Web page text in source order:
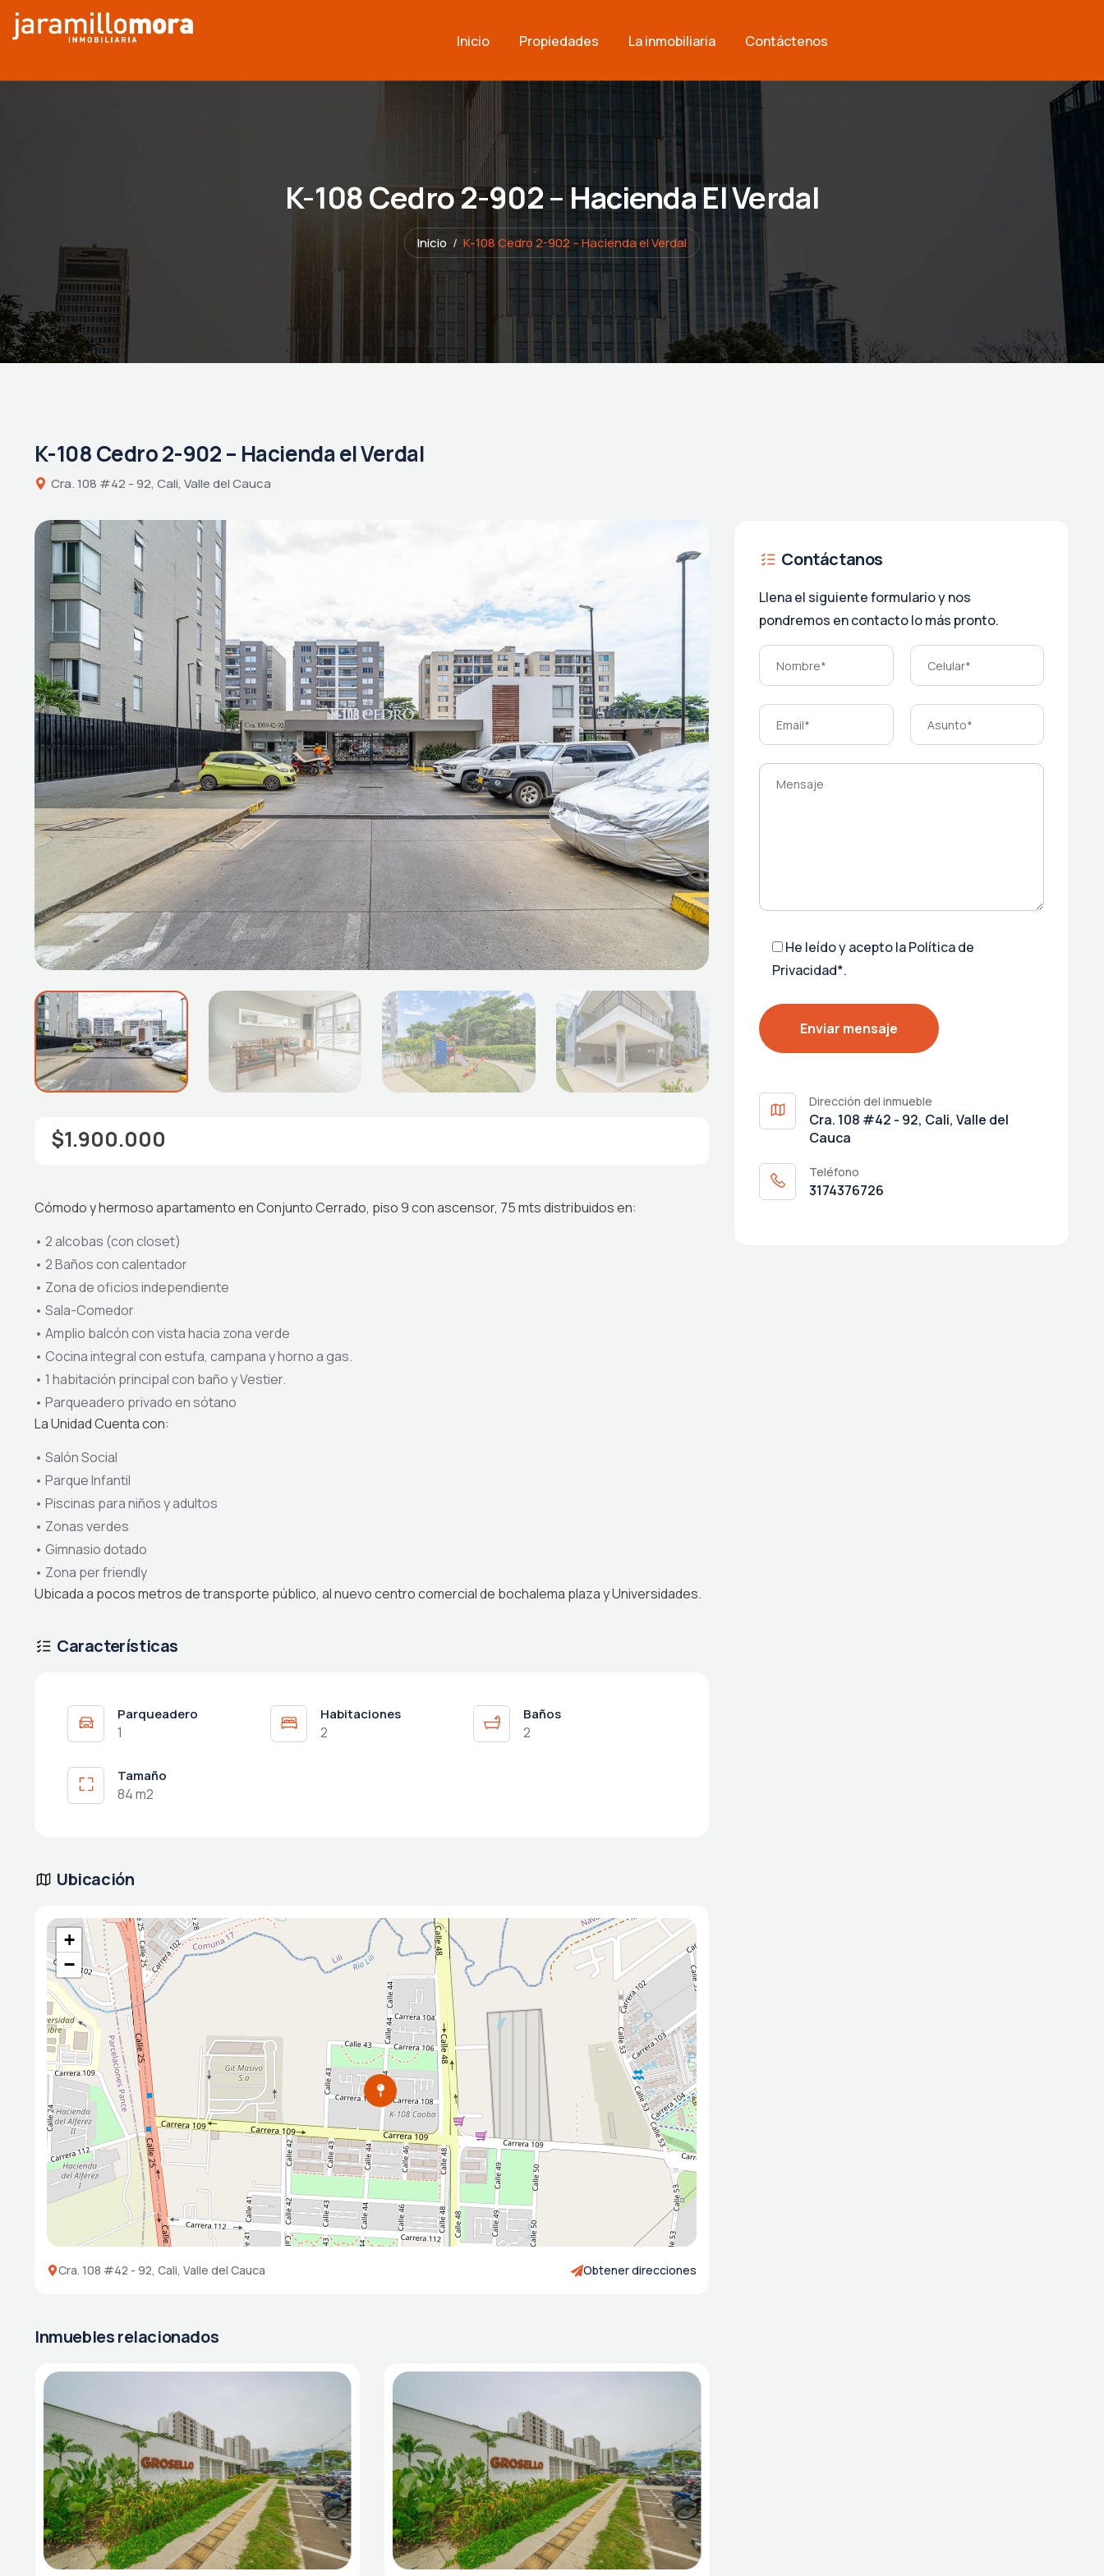
Inicio Propiedades La inmobiliaria Contáctenos
K-108 Cedro 2-902 – Hacienda El Verdal
Inicio K-108 Cedro 2-902 – Hacienda el Verdal
K-108 Cedro 2-902 – Hacienda el Verdal
Cra. 108 #42 - 92, Cali, Valle del Cauca
$1.900.000
Cómodo y hermoso apartamento en Conjunto Cerrado, piso 9 con ascensor, 75 mts distribuidos en:
• 2 alcobas (con closet)
• 2 Baños con calentador
• Zona de oficios independiente
• Sala-Comedor
• Amplio balcón con vista hacia zona verde
• Cocina integral con estufa, campana y horno a gas.
• 1 habitación principal con baño y Vestier.
• Parqueadero privado en sótano
La Unidad Cuenta con:
• Salón Social
• Parque Infantil
• Piscinas para niños y adultos
• Zonas verdes
• Gimnasio dotado
• Zona per friendly
Ubicada a pocos metros de transporte público, al nuevo centro comercial de bochalema plaza y Universidades.
Características
Parqueadero
1
Habitaciones
2
Baños
2
Tamaño
84 m2
Ubicación
+
−
Cra. 108 #42 - 92, Cali, Valle del Cauca Obtener direcciones
Inmuebles relacionados
Contáctanos
Llena el siguiente formulario y nos
pondremos en contacto lo más pronto.
He leído y acepto laPolítica de
Privacidad*.
Dirección del inmueble
Cra. 108 #42 - 92, Cali, Valle del
Cauca
Teléfono
3174376726